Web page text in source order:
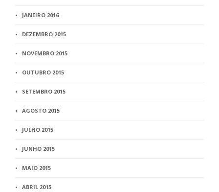
JANEIRO 2016
DEZEMBRO 2015
NOVEMBRO 2015
OUTUBRO 2015
SETEMBRO 2015
AGOSTO 2015
JULHO 2015
JUNHO 2015
MAIO 2015
ABRIL 2015